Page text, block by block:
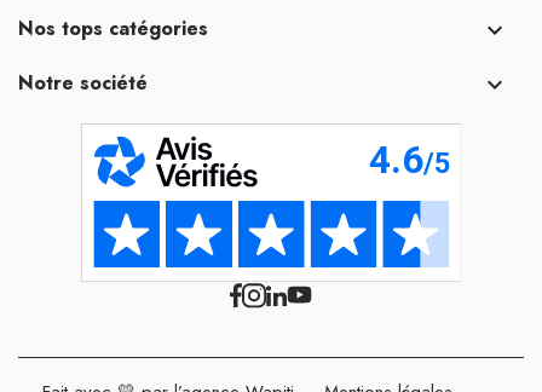
Nos tops catégories 
Notre société 